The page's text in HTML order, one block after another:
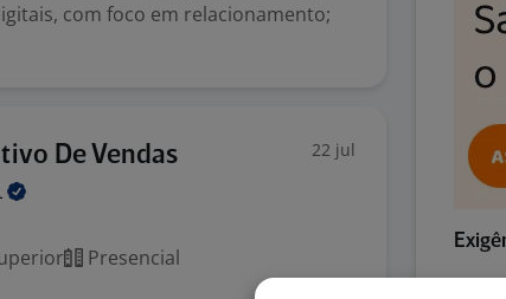
com foco em relacionamento;
De Vendas 22 jul
Presencial